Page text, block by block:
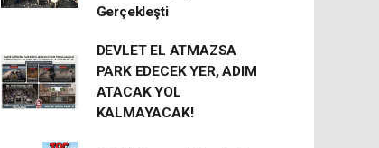
Gerçekleşti
DEVLET EL ATMAZSA
PARK EDECEK YER, ADIM
ATACAK YOL
KALMAYACAK!